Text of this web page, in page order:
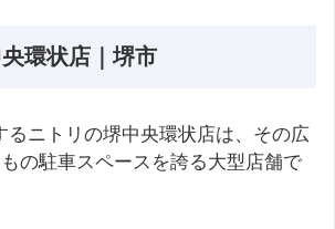
環状店｜堺市
るニトリの堺中央環状店は、その広
の駐車スペースを誇る大型店舗で